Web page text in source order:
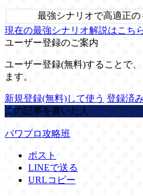
最強シナリオで高適正の
現在の最強シナリオ解説はこち
ユーザー登録のご案内
ユーザー登録(無料)することで
ます。
新規登録(無料)して使う 登録済
この記事を書いた人
パワプロ攻略班
ポスト
LINEで送る
URLコピー